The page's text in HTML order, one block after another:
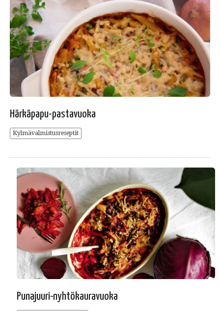
Härkäpapu-pastavuoka
Kylmävalmistusreseptit
Punajuuri-nyhtökauravuoka